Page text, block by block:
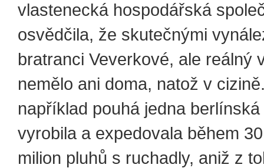
vlastenecká hospodářská
osvědčila, že skutečnými
bratranci Veverkové, ale reálný
nemělo ani doma, natož v
například pouhá jedna
vyrobila a expedovala během
milion pluhů s ruchadly, aniž z